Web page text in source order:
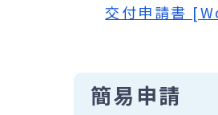
交付申請書
簡易申請